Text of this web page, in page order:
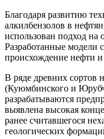
Благодаря развитию
алкилбензолов в
использован подход на
Разработанные модели
происхождение нефти и
В ряде древних сортов
(Куюмбинского и
разрабатываются
выявлена высокая
ранее считавшегося
геологических